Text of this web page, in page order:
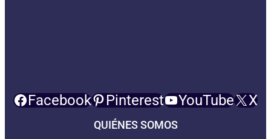
Facebook Pinterest YouTube X
QUIÉNES SOMOS